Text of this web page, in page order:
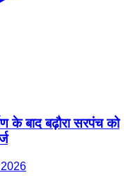
के बाद बढ़ौरा सरपंच को